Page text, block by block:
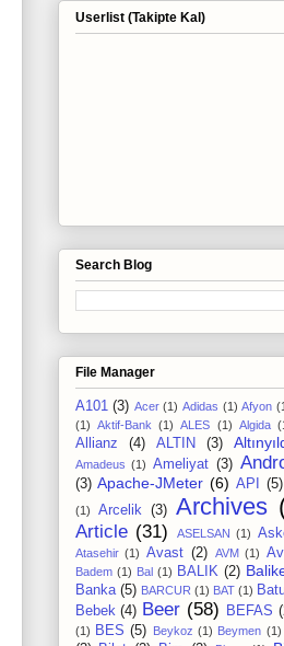
Userlist (Takipte Kal)
Search Blog
File Manager
A101 (3) Acer (1) Adidas (1) Afyon
(1) Aktif-Bank (1) ALES (1) Algida
Allianz
(4) ALTIN (3)
Amadeus (1) Ameliyat (3)
(3) Apache-JMeter (6) API (5)
(1)
Arcelik (3) Archives
Article (31) ASELSAN (1)
Atasehir (1) Avast (2) AVM (1)
Badem (1) Bal (1) BALIK (2)
Banka (5) BARCUR (1) BAT (1)
Bebek (4) Beer (58) BEFAS
(1) BES (5) Beykoz (1) Beymen (1)